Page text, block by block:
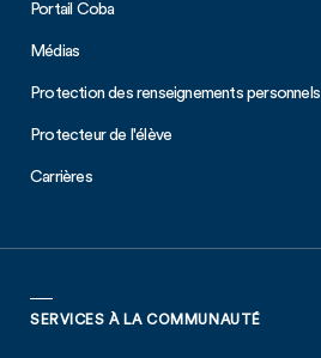
Portail Coba
Médias
Protection des renseignements personnels
Protecteur de l'élève
Carrières
SERVICES À LA COMMUNAUTÉ